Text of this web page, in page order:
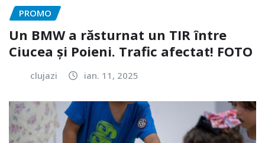
PROMO
Un BMW a răsturnat un TIR între
Ciucea și Poieni. Trafic afectat! FOTO
clujazi ian. 11, 2025